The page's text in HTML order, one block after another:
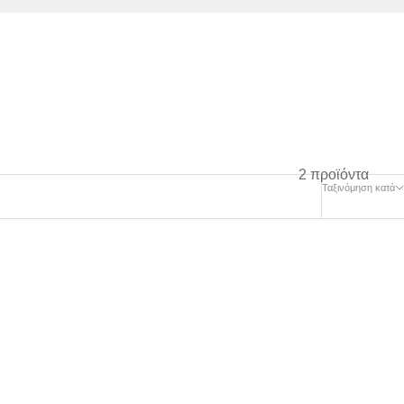
Ταξινόμηση κατά
2 προϊόντα